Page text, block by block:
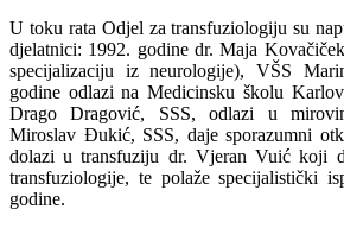
U toku rata Odjel za transfuziologiju su
djelatnici: 1992. godine dr. Maja
specijalizaciju iz neurologije), VŠS
godine odlazi na Medicinsku školu
Drago Dragović, SSS, odlazi u
Miroslav Ðukić, SSS, daje sporazumni
dolazi u transfuziju dr. Vjeran Vuić koji
transfuziologije, te polaže specijalistički
godine.